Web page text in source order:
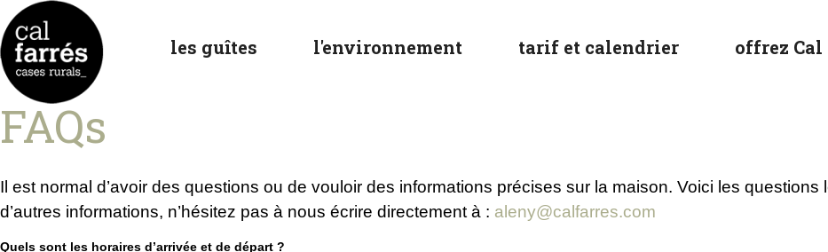
les guîtes l'environnement tarif et calendrier offrez Cal
FAQs
Il est normal d’avoir des questions ou de vouloir des informations précises sur la maison. Voici les
d’autres informations, n’hésitez pas à nous écrire directement à : aleny@calfarres.com
Quels sont les horaires d’arrivée et de départ ?